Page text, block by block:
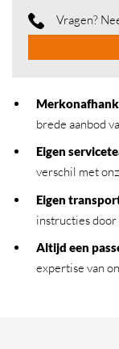
Vragen?
brede aanbod
Eigen
verschil met
Eigen
instructies door
Altijd een
expertise van